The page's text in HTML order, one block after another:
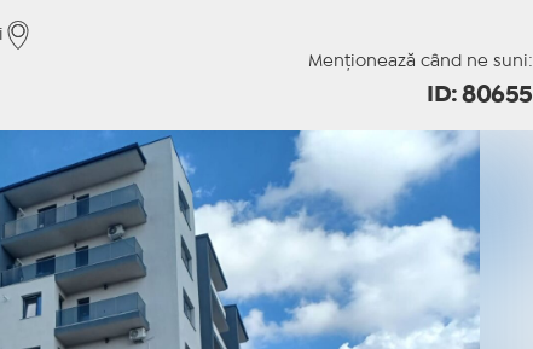
Menționează când ne suni:
ID: 80655